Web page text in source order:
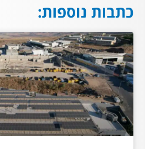
כתבות נוספות: